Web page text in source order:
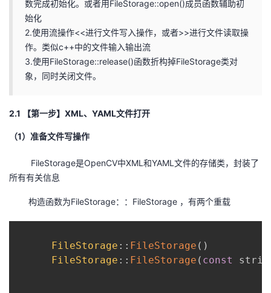
数完成初始化。或者用FileStorage::open()成员函数辅助初
始化
2.使用流操作<<进行文件写入操作，或者>>进行文件读取操
作。类似c++中的文件输入输出流
3.使用FileStorage::release()函数折构掉FileStorage类对
象，同时关闭文件。
2.1 【第一步】XML、YAML文件打开
（1）准备文件写操作
FileStorage是OpenCV中XML和YAML文件的存储类，封装了
所有有关信息
构造函数为FileStorage：：FileStorage ，有两个重载
FileStorage :: FileStorage ( )
FileStorage :: FileStorage ( const